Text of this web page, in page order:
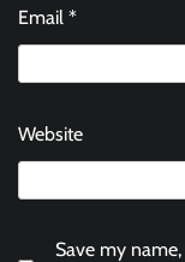
Email *
Website
Save my